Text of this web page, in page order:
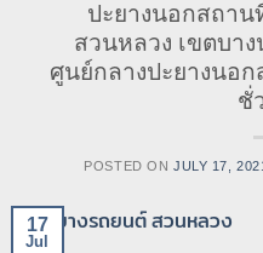
ปะยางนอกสถาน
สวนหลวง เขตบา
ศูนย์กลางปะยางนอ
ชั่
POSTED ON JULY 17,
17
Jul